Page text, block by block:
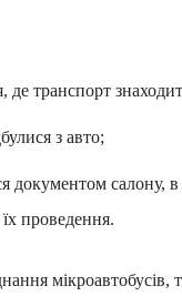
де транспорт
з авто;
документом салону,
проведення.
мікроавтобусів,